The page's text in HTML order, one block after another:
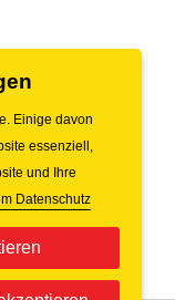
Einige davon
essenziell,
und Ihre
Datenschutz